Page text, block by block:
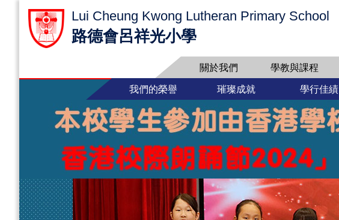
Lui Cheung Kwong Lutheran Primary School
路德會呂祥光小學
關於我們 學教與課程
我們的榮譽 璀璨成就 學行佳績